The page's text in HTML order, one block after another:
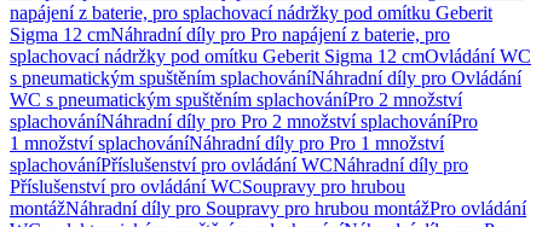
napájení z baterie, pro splachovací nádržky pod omítku Geberit
Sigma 12 cmNáhradní díly pro Pro napájení z baterie, pro
splachovací nádržky pod omítku Geberit Sigma 12 cmOvládání WC
s pneumatickým spuštěním splachováníNáhradní díly pro Ovládání
WC s pneumatickým spuštěním splachováníPro 2 množství
splachováníNáhradní díly pro Pro 2 množství splachováníPro
1 množství splachováníNáhradní díly pro Pro 1 množství
splachováníPříslušenství pro ovládání WCNáhradní díly pro
Příslušenství pro ovládání WCSoupravy pro hrubou
montážNáhradní díly pro Soupravy pro hrubou montážPro ovládání